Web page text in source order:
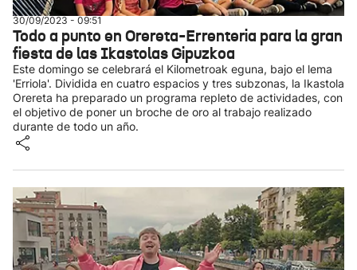
30/09/2023 - 09:51
Todo a punto en Orereta-Errenteria para la gran
fiesta de las Ikastolas Gipuzkoa
Este domingo se celebrará el Kilometroak eguna, bajo el lema
'Erriola'. Dividida en cuatro espacios y tres subzonas, la Ikastola
Orereta ha preparado un programa repleto de actividades, con
el objetivo de poner un broche de oro al trabajo realizado
durante de todo un año.